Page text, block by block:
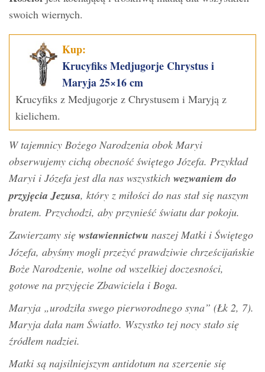
swoich wiernych.
Kup:
Krucyfiks Medjugorje Chrystus i
Maryja 25×16 cm
Krucyfiks z Medjugorje z Chrystusem i Maryją z
kielichem.
W tajemnicy Bożego Narodzenia obok Maryi
obserwujemy cichą obecność świętego Józefa. Przykład
Maryi i Józefa jest dla nas wszystkich wezwaniem do
przyjęcia Jezusa, który z miłości do nas stał się naszym
bratem. Przychodzi, aby przynieść światu dar pokoju.
Zawierzamy się wstawiennictwu naszej Matki i Świętego
Józefa, abyśmy mogli przeżyć prawdziwie chrześcijańskie
Boże Narodzenie, wolne od wszelkiej doczesności,
gotowe na przyjęcie Zbawiciela i Boga.
Maryja „urodziła swego pierworodnego syna” (Łk 2, 7).
Maryja dała nam Światło. Wszystko tej nocy stało się
źródłem nadziei.
Matki są najsilniejszym antidotum na szerzenie się